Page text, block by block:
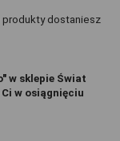
produkty dostaniesz
w sklepie Świat
w osiągnięciu